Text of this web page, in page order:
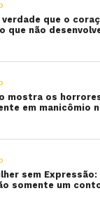
verdade que o
que não
mostra os
em manicômio
sem
somente um